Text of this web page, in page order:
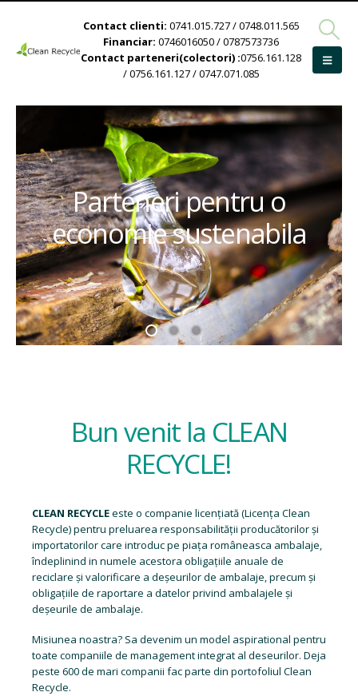
Contact clienti: 0741.015.727 / 0748.011.565
Financiar: 0746016050 / 0787573736
Contact parteneri(colectori) :0756.161.128
/ 0756.161.127 / 0747.071.085
Parteneri pentru o
economie sustenabila
Bun venit la CLEAN
RECYCLE!
CLEAN RECYCLEeste o companie licențiată (Licența Clean
Recycle) pentru preluarea responsabilității producătorilor și
importatorilor care introduc pe piața româneasca ambalaje,
îndeplinind in numele acestora obligațiile anuale de
reciclare și valorificare a deșeurilor de ambalaje, precum și
obligațiile de raportare a datelor privind ambalajele și
deșeurile de ambalaje.
Misiunea noastra? Sa devenim un model aspirational pentru
toate companiile de management integrat al deseurilor. Deja
peste 600 de mari companii fac parte din portofoliul Clean
Recycle.